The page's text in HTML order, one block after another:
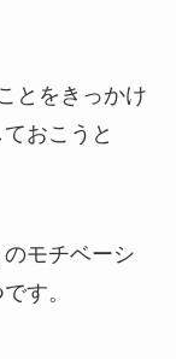
とをきっかけ
おこうと
モチベーシ
す。